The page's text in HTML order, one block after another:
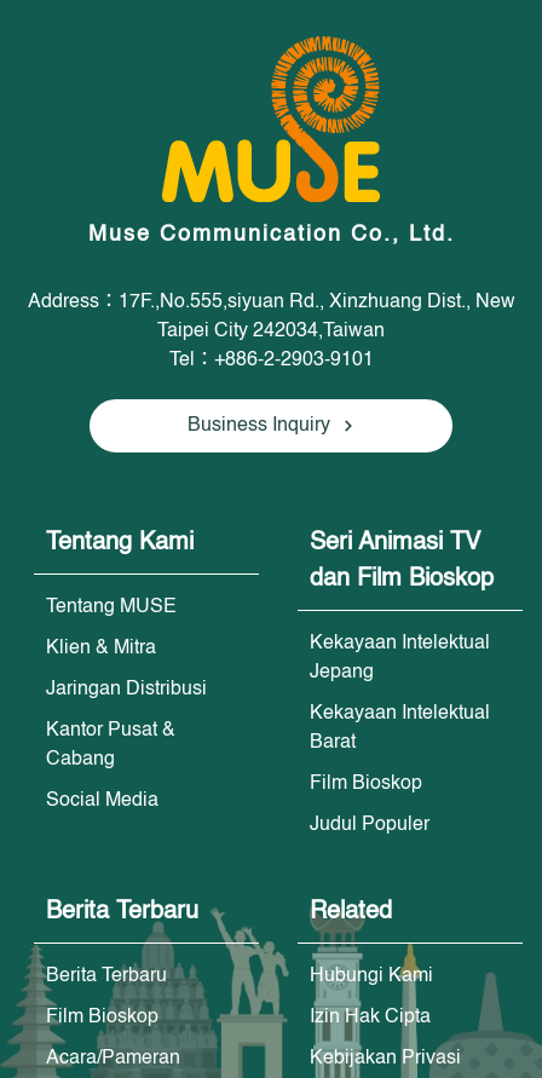
Muse Communication Co., Ltd.
Address：17F.,No.555,siyuan Rd., Xinzhuang Dist., New
Taipei City 242034,Taiwan
Tel：+886-2-2903-9101
Business Inquiry
Tentang Kami
Tentang MUSE
Klien & Mitra
Jaringan Distribusi
Kantor Pusat &
Cabang
Social Media
Seri Animasi TV
dan Film Bioskop
Kekayaan Intelektual
Jepang
Kekayaan Intelektual
Barat
Film Bioskop
Judul Populer
Berita Terbaru
Berita Terbaru
Film Bioskop
Acara/Pameran
Related
Hubungi Kami
Izin Hak Cipta
Kebijakan Privasi